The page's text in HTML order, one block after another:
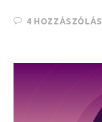
4 HOZZÁSZÓLÁS